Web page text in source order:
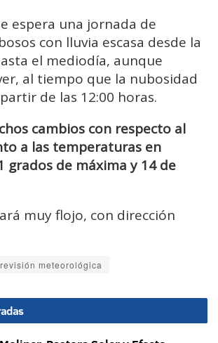
espera una jornada de
con lluvia escasa desde la
el mediodía, aunque
al tiempo que la nubosidad
de las 12:00 horas.
cambios con respecto al
a las temperaturas en
grados de máxima y 14 de
muy flojo, con dirección
meteorológica